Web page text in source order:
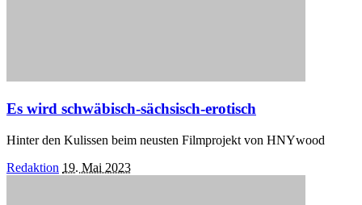
Es wird schwäbisch-sächsisch-erotisch
Hinter den Kulissen beim neusten Filmprojekt von HNYwood
Posted
Redaktion 19. Mai 2023